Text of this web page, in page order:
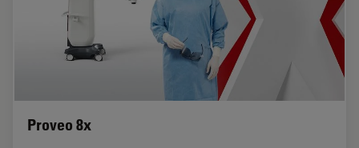
Proveo 8x